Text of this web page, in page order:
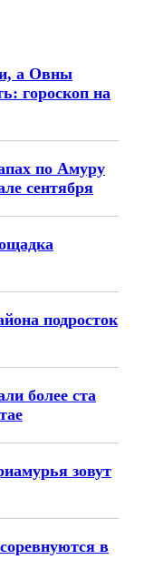
а Овны
гороскоп на
по Амуру
сентября
подросток
более ста
зовут
в